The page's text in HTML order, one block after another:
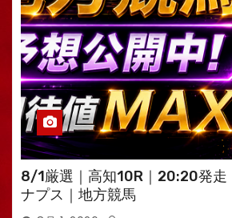
8/1厳選｜高知10R｜20:20発走
ナプス｜地方競馬